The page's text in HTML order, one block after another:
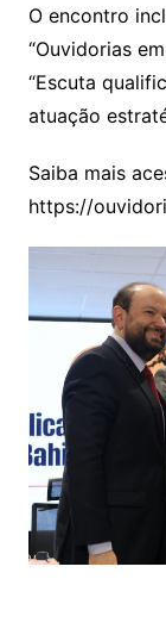
O encontro
“Ouvidorias
“Escuta
atuação
Saiba mais
https://